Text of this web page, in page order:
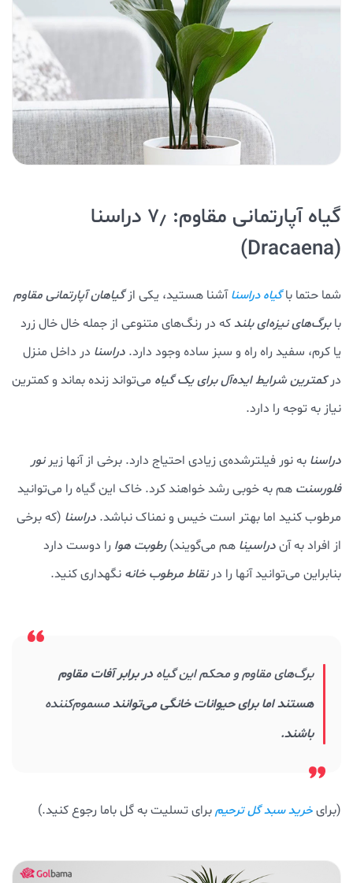
گیاه آپارتمانی مقاوم: ۷٫ دراسنا
(Dracaena)
شما حتما باگیاه دراسناآشنا هستید، یکی ازگیاهان آپارتمانی مقاوم
بابرگ‌های نیزه‌ای بلندکه در رنگ‌های متنوعی از جمله خال خال زرد
یا کرم، سفید راه راه و سبز ساده وجود دارد. دراسنا در داخل منزل
درکمترین شرایط ایده‌آل برای یک گیاه می‌تواند زنده بماند و کمترین
نیاز به توجه را دارد.
دراسنا به نور فیلترشده‌ی زیادی احتیاج دارد. برخی از آنها زیرنور
فلورسنت هم به خوبی رشد خواهند کرد. خاک این گیاه را می‌توانید
مرطوب کنید اما بهتر است خیس و نمناک نباشد. دراسنا (که برخی
از افراد به آندراسینا هم می‌گویند)رطوبت هوا را دوست دارد
بنابراین می‌توانید آنها را درنقاط مرطوب خانه نگهداری کنید.
برگ‌های مقاوم و محکم این گیاه در برابر آفات مقاوم
هستند اما برای حیوانات خانگی می‌توانندمسموم‌کننده
باشند.
(برایخرید سبد گل ترحیمبرای تسلیت به گل باما رجوع کنید.)